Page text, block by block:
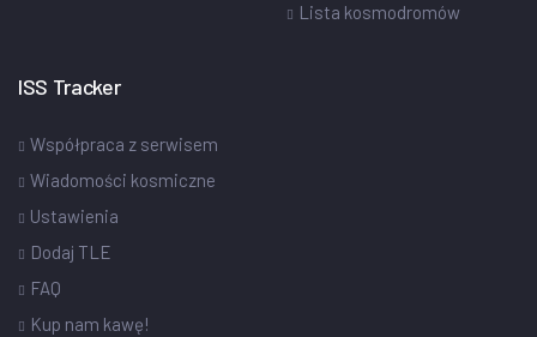
Lista kosmodromów
ISS Tracker
Współpraca z serwisem
Wiadomości kosmiczne
Ustawienia
Dodaj TLE
FAQ
Kup nam kawę!